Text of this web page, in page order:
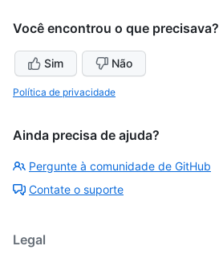
Você encontrou o que precisava?
Sim Não
Política de privacidade
Ainda precisa de ajuda?
Pergunte à comunidade de GitHub
Contate o suporte
Legal